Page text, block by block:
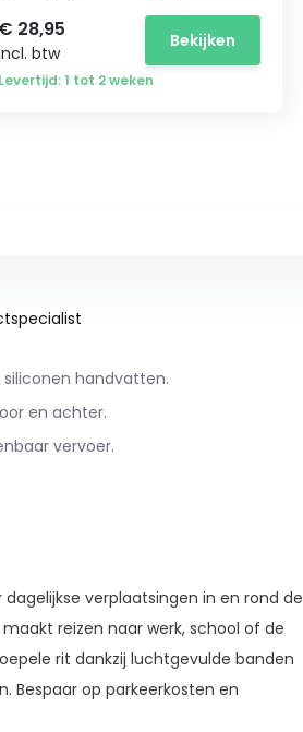
€ 28,95
btw
Bekijken
Levertijd: 1 tot 2 weken
handvatten.
en achter.
vervoer.
verplaatsingen in en rond de
reizen naar werk, school of de
rit dankzij luchtgevulde banden
op parkeerkosten en